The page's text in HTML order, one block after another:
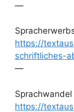
—
https://
schriftliches-
—
https://